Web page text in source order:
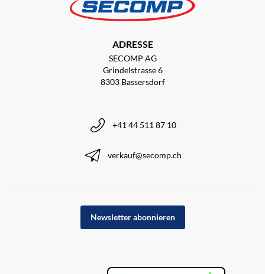
ADRESSE
SECOMP AG
Grindelstrasse 6
8303 Bassersdorf
+41 44 511 87 10
verkauf@secomp.ch
Newsletter abonnieren